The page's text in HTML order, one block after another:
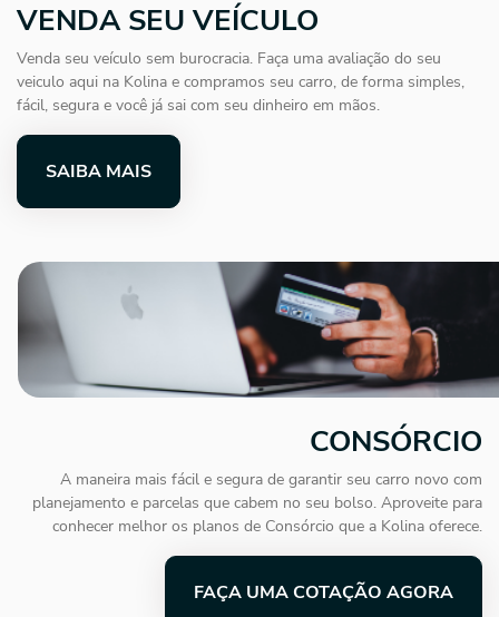
VENDA SEU VEÍCULO
Venda seu veículo sem burocracia. Faça uma avaliação do seu
veiculo aqui na Kolina e compramos seu carro, de forma simples,
fácil, segura e você já sai com seu dinheiro em mãos.
SAIBA MAIS
CONSÓRCIO
A maneira mais fácil e segura de garantir seu carro novo com
planejamento e parcelas que cabem no seu bolso. Aproveite para
conhecer melhor os planos de Consórcio que a Kolina oferece.
FAÇA UMA COTAÇÃO AGORA